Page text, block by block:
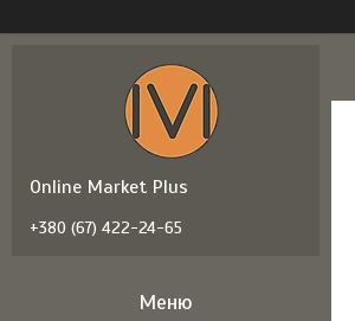
Online Market Plus
+380 (67) 422-24-65